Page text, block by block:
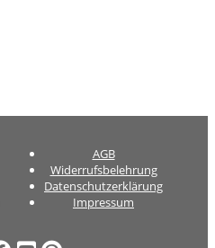
AGB
Widerrufsbelehrung
Datenschutzerklärung
Impressum